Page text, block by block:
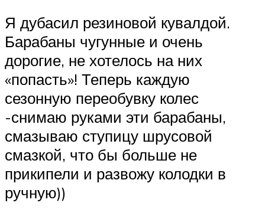
Я дубасил резиновой кувалдой.
Барабаны чугунные и очень
дорогие, не хотелось на них
«попасть»! Теперь каждую
сезонную переобувку колес
-снимаю руками эти барабаны,
смазываю ступицу шрусовой
смазкой, что бы больше не
прикипели и развожу колодки в
ручную))